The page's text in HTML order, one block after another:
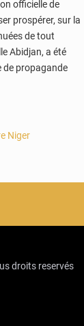
officielle de
prospérer, sur la
de tout
Abidjan, a été
de propagande
Niger
droits reservés